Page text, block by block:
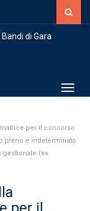
Bandi di Gara
per il concorso
pieno e indeterminato
gestionale (ex